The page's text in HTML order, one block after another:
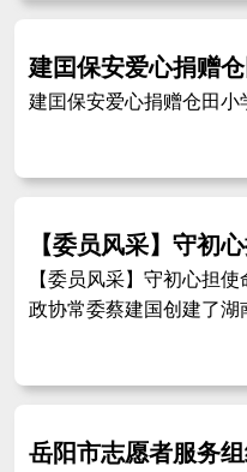
建囯保安爱心捐赠
建囯保安爱心捐赠仓田小
【委员风采】守初
【委员风采】守初心担
政协常委蔡建国创建了湖
岳阳市志愿者服务